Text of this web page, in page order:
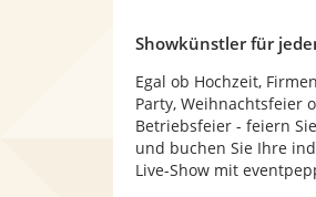
Showkünstler für
Egal ob Hochzeit,
Party, Weihnachtsfeier
Betriebsfeier - feiern
und buchen Sie Ihre
Live-Show mit